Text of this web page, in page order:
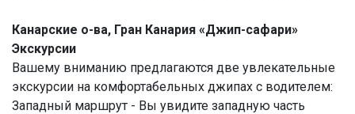
Канарские о-ва, Гран Канария «Джип-сафари»
Экскурсии
Вашему вниманию предлагаются две увлекательные
экскурсии на комфортабельных джипах с водителем:
Западный маршрут - Вы увидите западную часть